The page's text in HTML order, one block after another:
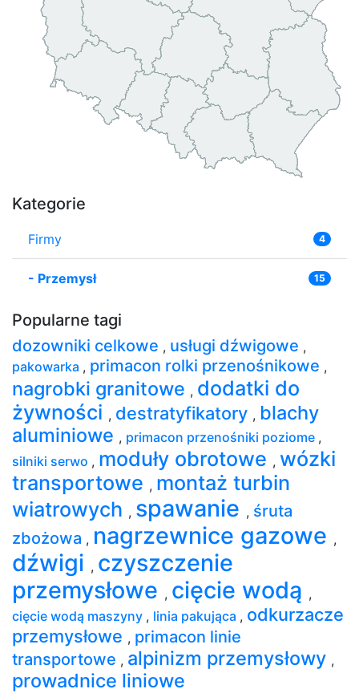
Kategorie
Firmy 4
- Przemysł 15
Popularne tagi
dozowniki celkowe , usługi dźwigowe ,
pakowarka , primacon rolki przenośnikowe ,
nagrobki granitowe , dodatki do
żywności , destratyfikatory , blachy
aluminiowe , primacon przenośniki poziome ,
silniki serwo , moduły obrotowe , wózki
transportowe , montaż turbin
wiatrowych , spawanie , śruta
zbożowa , nagrzewnice gazowe ,
dźwigi , czyszczenie
przemysłowe , cięcie wodą ,
cięcie wodą maszyny , linia pakująca , odkurzacze
przemysłowe , primacon linie
transportowe , alpinizm przemysłowy ,
prowadnice liniowe